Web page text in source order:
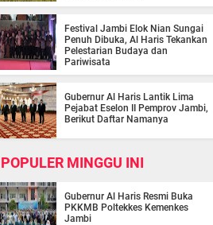
Festival Jambi Elok Nian Sungai
Penuh Dibuka, Al Haris Tekankan
Pelestarian Budaya dan
Pariwisata
Gubernur Al Haris Lantik Lima
Pejabat Eselon II Pemprov Jambi,
Berikut Daftar Namanya
POPULER MINGGU INI
Gubernur Al Haris Resmi Buka
PKKMB Poltekkes Kemenkes
Jambi